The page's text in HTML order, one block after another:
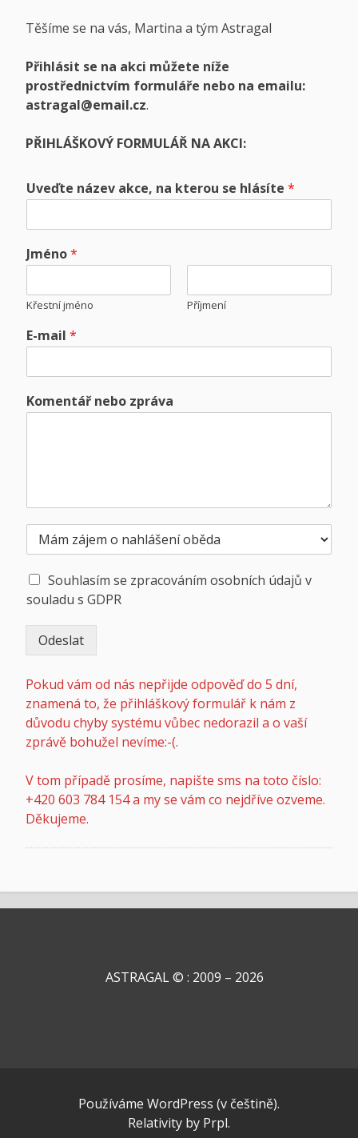
Těšíme se na vás, Martina a tým Astragal
Přihlásit se na akci můžete níže
prostřednictvím formuláře nebo na emailu:
astragal@email.cz.
PŘIHLÁŠKOVÝ FORMULÁŘ NA AKCI:
Uveďte název akce, na kterou se hlásíte *
Jméno*
Křestní jméno Příjmení
E-mail *
Komentář nebo zpráva
l
á
e
í
o
b
ě
d
a
S
o
u
h
a
s
e
z
p
c
o
v
n
s
Souhlasím se zpracováním osobních údajů v
souladu s GDPR
Odeslat
Pokud vám od nás nepřijde odpověď do 5 dní,
znamená to, že přihláškový formulář k nám z
důvodu chyby systému vůbec nedorazil a o vaší
zprávě bohužel nevíme:-(.
V tom případě prosíme, napište sms na toto číslo:
+420 603 784 154 a my se vám co nejdříve ozveme.
Děkujeme.
ASTRAGAL © : 2009 – 2026
Používáme WordPress (v češtině).
Relativity by Prpl.